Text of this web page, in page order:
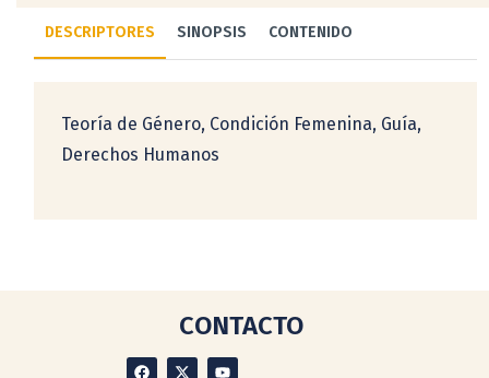
DESCRIPTORES SINOPSIS CONTENIDO
Teoría de Género, Condición Femenina, Guía,
Derechos Humanos
CONTACTO